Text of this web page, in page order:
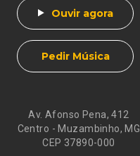
Av. Afonso Pena, 412
Centro - Muzambinho, MG
CEP 37890-000
Ouvir agora
Pedir Música